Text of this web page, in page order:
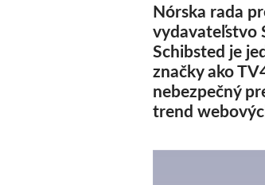
Nórska rada
vydavateľstvo
Schibsted je
značky ako
nebezpečný
trend